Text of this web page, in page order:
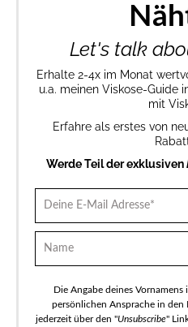
Let's talk
Erhalte 2-4x im Monat
u.a. meinen Viskose-Guide
mit
Erfahre als erstes von
Werde Teil der exklusiven
Die Angabe deines
persönlichen Ansprache in den
jederzeit über den "Unsubscribe"